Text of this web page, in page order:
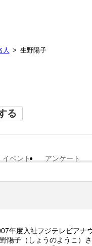
人 生野陽子
る
イベント アンケート
年度入社フジテレビアナ
陽子（しょうのようこ）